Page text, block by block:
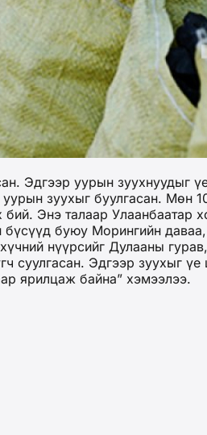
Эдгээр уурын зуухнуудыг
зуухыг буулгасан. Мөн
Энэ талаар
буюу Морингийн
нүүрсийг Дулааны
суулгасан. Эдгээр зуухыг
ярилцаж байна” хэмээлээ.